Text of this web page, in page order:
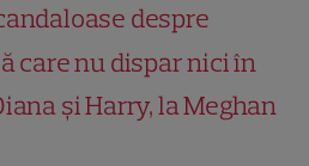
despre
care nu dispar nici în
și Harry, la Meghan